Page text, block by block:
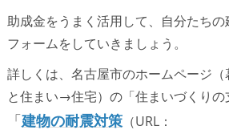
助成金をうまく活用して、自分たちの
フォームをしていきましょう。
詳しくは、名古屋市のホームページ
と住まい→住宅）の「住まいづくりの
「建物の耐震対策（URL：